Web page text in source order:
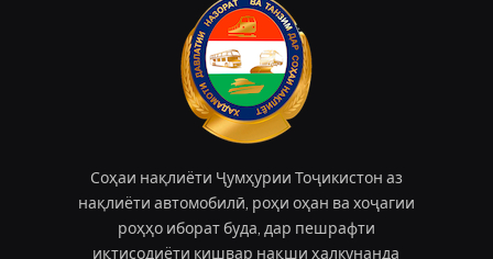
Соҳаи нақлиёти Ҷумҳурии Тоҷикистон аз
нақлиёти автомобилӣ, роҳи оҳан ва хоҷагии
роҳҳо иборат буда, дар пешрафти
иқтисодиёти кишвар нақши ҳалкунанда